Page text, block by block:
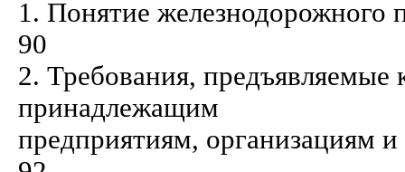
1. Понятие железнодорожного
90
2. Требования,
принадлежащим
предприятиям, организациям